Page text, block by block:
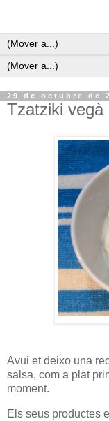
29 de octubre de
Tzatziki vegà
Avui et deixo una
salsa, com a plat
moment.
Els seus productes